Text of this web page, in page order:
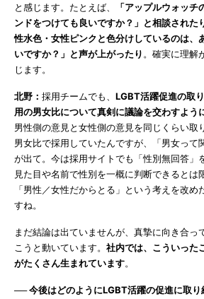
と感じます。たとえば、
「アップルウォッ
ンドをつけても良いですか？」と相談された
性水色・女性ピンクと色分けしているのは、
いですか？」と声が上がったり 。確実に理解
じます。
北野： 採用チームでも、 LGBT活躍促進の取
用の男女比について真剣に議論を交わすよう
男性側の意見と女性側の意見を同じくらい取
男女比で採用していたんですが、「男女って
が出て。今は採用サイトでも「性別無回答」
見た目や名前で性別を一概に判断できるとは
「男性／女性だからとる」という考えを改め
すね。
まだ結論は出ていませんが、真摯に向き合っ
こうと動いています。 社内では、こういった
がたくさん生まれています。
── 今後はどのようにLGBT活躍の促進に取り